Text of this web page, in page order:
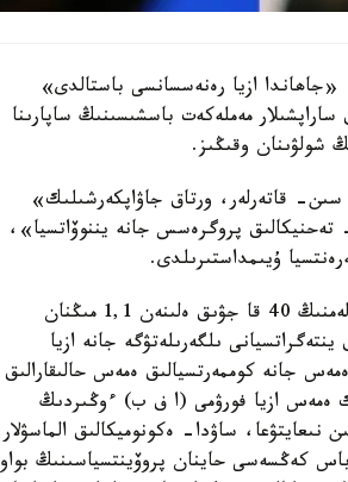
ازيا رەنەسسانسى باستالدى»
مەملەكەت باسشىسىنىڭ ساپارىنا
سىن- قاتەرلەر، ورتاق جاۋاپكەرشىلىك»
پروگرەسس جانە يننوۆاتسيا»،
ۇيىمداستىرىلدى.
الەمنىڭ 60 تان استام ەلى مەن ايماعىنان 2 مىڭعا جۋىق وكىل جانە الەمنىڭ 40 قا جۋىق ەلىنەن 1,1 مىڭنان
ىلگەرىلەتۋگە جانە ازيا
جانە كوممەرتسيالىق ەمەس حالىقارالىق
ەمەس ازيا فورۋمى (ا ف ب) ءوڭىردىڭ
ساۋدا- ەكونوميكالىق الماسۋلار
باس كەڭسەسى حاينان پروۆينتسياسىنىڭ بواو